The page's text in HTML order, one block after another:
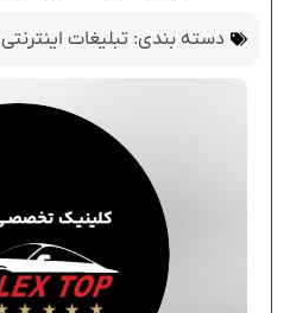
دسته بندی: تبلیغات اینترنتی